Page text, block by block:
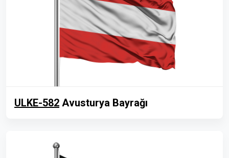
ULKE-582 Avusturya Bayrağı